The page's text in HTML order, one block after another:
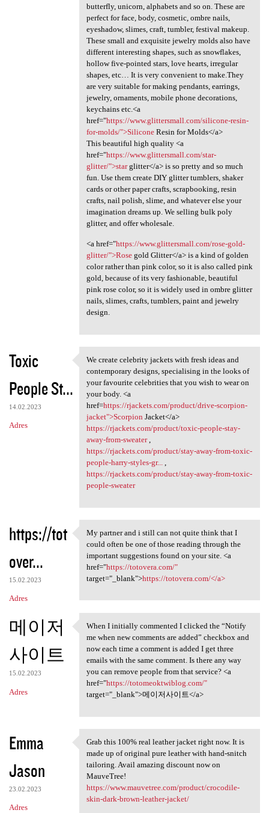
butterfly, unicorn, alphabets and so on. These are
perfect for face, body, cosmetic, ombre nails,
eyeshadow, slimes, craft, tumbler, festival makeup.
These small and exquisite jewelry molds also have
different interesting shapes, such as snowflakes,
hollow five-pointed stars, love hearts, irregular
shapes, etc… It is very convenient to make.They
are very suitable for making pendants, earrings,
jewelry, ornaments, mobile phone decorations,
keychains etc.<a
href="https://www.glittersmall.com/silicone-resin-
for-molds/">SiliconeResin for Molds</a>
This beautiful high quality <a
href="https://www.glittersmall.com/star-
glitter/">starglitter</a> is so pretty and so much
fun. Use them create DIY glitter tumblers, shaker
cards or other paper crafts, scrapbooking, resin
crafts, nail polish, slime, and whatever else your
imagination dreams up. We selling bulk poly
glitter, and offer wholesale.
<a href="https://www.glittersmall.com/rose-gold-
glitter/">Rosegold Glitter</a> is a kind of golden
color rather than pink color, so it is also called pink
gold, because of its very fashionable, beautiful
pink rose color, so it is widely used in ombre glitter
nails, slimes, crafts, tumblers, paint and jewelry
design.
Toxic
People St...
14.02.2023
Adres
We create celebrity jackets
We create celebrity jackets with fresh ideas and
contemporary designs, specialising in the looks of
your favourite celebrities that you wish to wear on
your body. <a
href=https://rjackets.com/product/drive-scorpion-
jacket">Scorpion Jacket</a>
https://rjackets.com/product/toxic-people-stay-
away-from-sweater,
https://rjackets.com/product/stay-away-from-toxic-
people-harry-styles-gr...
https://rjackets.com/product/stay-away-from-toxic-
people-sweater
https://tot
over...
15.02.2023
Adres
My partner and i still can
My partner and i still can not quite think that I
could often be one of those reading through the
important suggestions found on your site. <a
href="https://totovera.com/"
target="_blank">https://totovera.com/</a>
메이저
사이트
15.02.2023
Adres
When I initially commented I
When I initially commented I clicked the “Notify
me when new comments are added” checkbox and
now each time a comment is added I get three
emails with the same comment. Is there any way
you can remove people from that service? <a
href="https://totomeoktwiblog.com/"
target="_blank">메이저사이트</a>
Emma
Jason
23.02.2023
Adres
Grab this 100% real leather
Grab this 100% real leather jacket right now. It is
made up of original pure leather with hand-snitch
tailoring. Avail amazing discount now on
MauveTree!
https://www.mauvetree.com/product/crocodile-
skin-dark-brown-leather-jacket/